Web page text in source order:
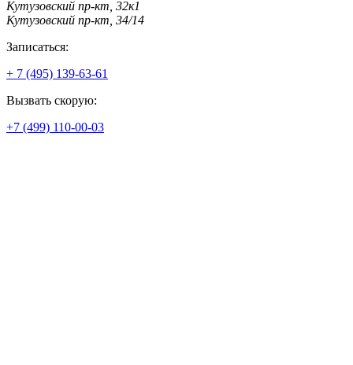
Кутузовский пр-кт, 32к1
Кутузовский пр-кт, 34/14
Записаться:
+ 7 (495) 139-63-61
Вызвать скорую:
+7 (499) 110-00-03